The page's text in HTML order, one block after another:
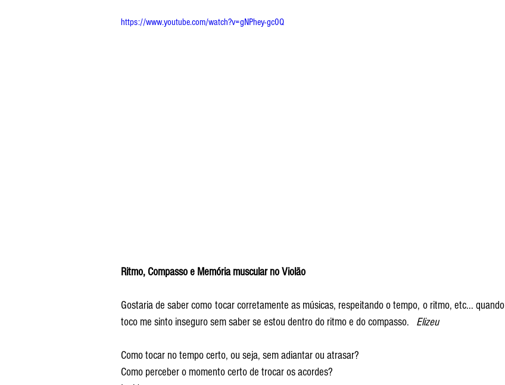
https://www.youtube.com/watch?v=gNPhey-gc0Q
Ritmo, Compasso e Memória muscular no Violão
Gostaria de saber como tocar corretamente as músicas, respeitando o tempo, o ritmo, etc... quando
toco me sinto inseguro sem saber se estou dentro do ritmo e do compasso. Elizeu
Como tocar no tempo certo, ou seja, sem adiantar ou atrasar?
Como perceber o momento certo de trocar os acordes?